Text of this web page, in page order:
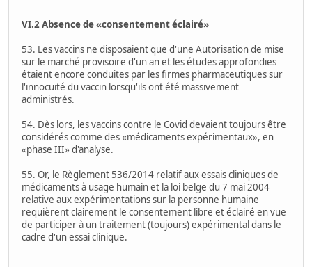
VI.2 Absence de «consentement éclairé»
53. Les vaccins ne disposaient que d'une Autorisation de mise
sur le marché provisoire d'un an et les études approfondies
étaient encore conduites par les firmes pharmaceutiques sur
l'innocuité du vaccin lorsqu'ils ont été massivement
administrés.
54. Dès lors, les vaccins contre le Covid devaient toujours être
considérés comme des «médicaments expérimentaux», en
«phase III» d'analyse.
55. Or, le Règlement 536/2014 relatif aux essais cliniques de
médicaments à usage humain et la loi belge du 7 mai 2004
relative aux expérimentations sur la personne humaine
requièrent clairement le consentement libre et éclairé en vue
de participer à un traitement (toujours) expérimental dans le
cadre d'un essai clinique.